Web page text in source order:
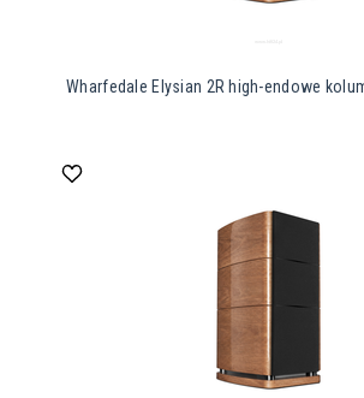
Wharfedale Elysian 2R high-endowe